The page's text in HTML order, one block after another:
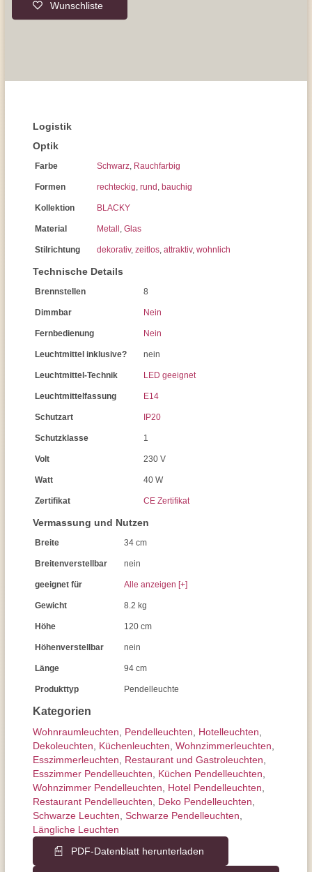
Wunschliste
Kategorien
Wohnraum­leuchten Pendel­leuchten Hotelleuchten
Dekoleuchten
Küchenleuchten Wohnzimmer­leuchten
Esszimmer­­leuchten
Restaurant und Gastroleuchten
Esszimmer Pendelleuchten
Küchen Pendelleuchten
Wohnzimmer Pendelleuchten
Hotel Pendelleuchten
Restaurant Pendelleuchten
Deko Pendelleuchten
Schwarze Leuchten Schwarze Pendelleuchten
Längliche Leuchten
PDF-Datenblatt herunterladen
Logistik
Optik
Farbe Schwarz, Rauchfarbig
Formen rechteckig, rund , bauchig
Kollektion BLACKY
Material Metall , Glas
Stilrichtung dekorativ, zeitlos, attraktiv, wohnlich
Technische Details
Brennstellen 8
Dimmbar Nein
Fernbedienung Nein
Leuchtmittel inklusive? nein
Leuchtmittel-Technik LED geeignet
Leuchtmittelfassung E14
Schutzart IP20
Schutzklasse 1
Volt 230 V
Watt 40 W
Zertifikat CE Zertifikat
Vermassung und Nutzen
Breite 34 cm
Breitenverstellbar nein
geeignet für Alle anzeigen [+]
Gewicht 8.2 kg
Höhe 120 cm
Höhenverstellbar nein
Länge 94 cm
Produkttyp Pendelleuchte